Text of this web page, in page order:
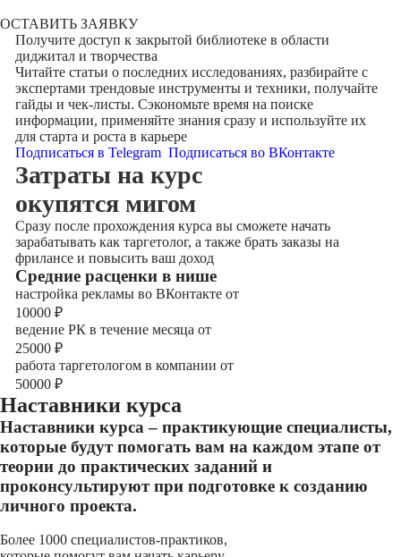
ОСТАВИТЬ ЗАЯВКУ
Получите доступ к закрытой библиотекев области
диджитал и творчества
Читайте статьи о последних исследованиях, разбирайте с
экспертами трендовые инструменты и техники, получайте
гайды и чек-листы. Сэкономьте время на поиске
информации, применяйте знания сразу и используйте их
для старта и роста в карьере
Подписаться в Telegram Подписаться во ВКонтакте
Затраты на курс
окупятся мигом
Сразу после прохождения курса вы сможете начать
зарабатывать как таргетолог, а также брать заказы на
фрилансе и повысить ваш доход
Cредние расценки в нише
настройка рекламы во ВКонтакте от
10000 ₽
ведение РК в течение месяца от
25000 ₽
работа таргетологом в компании от
50000 ₽
Наставники курса
Наставники курса – практикующие специалисты,
которые будут помогать вам на каждом этапе от
теории до практических заданий и
проконсультируют при подготовке к созданию
личного проекта.
Более 1000 специалистов-практиков,